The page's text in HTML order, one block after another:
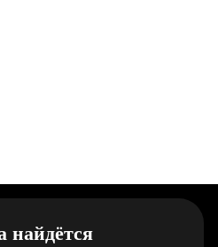
найдётся